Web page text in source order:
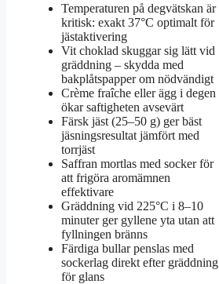
Temperaturen på degvätskan är
kritisk: exakt 37°C optimalt för
jästaktivering
Vit choklad skuggar sig lätt vid
gräddning – skydda med
bakplåtspapper om nödvändigt
Crème fraîche eller ägg i degen
ökar saftigheten avsevärt
Färsk jäst (25–50 g) ger bäst
jäsningsresultat jämfört med
torrjäst
Saffran mortlas med socker för
att frigöra aromämnen
effektivare
Gräddning vid 225°C i 8–10
minuter ger gyllene yta utan att
fyllningen bränns
Färdiga bullar penslas med
sockerlag direkt efter gräddning
för glans